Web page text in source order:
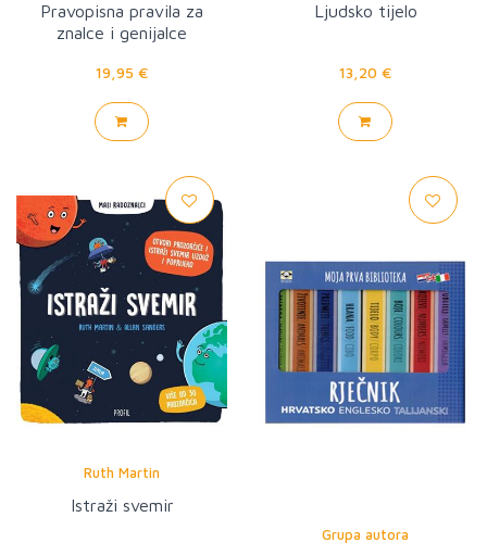
Pravopisna pravila za
znalce i genijalce
19,95 €
Ljudsko tijelo
13,20 €
Ruth Martin
Istraži svemir
Grupa autora